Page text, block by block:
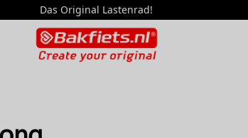
Das Original Lastenrad!